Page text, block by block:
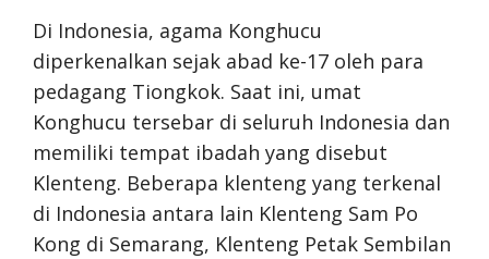
Di Indonesia, agama Konghucu
diperkenalkan sejak abad ke-17 oleh para
pedagang Tiongkok. Saat ini, umat
Konghucu tersebar di seluruh Indonesia dan
memiliki tempat ibadah yang disebut
Klenteng. Beberapa klenteng yang terkenal
di Indonesia antara lain Klenteng Sam Po
Kong di Semarang, Klenteng Petak Sembilan